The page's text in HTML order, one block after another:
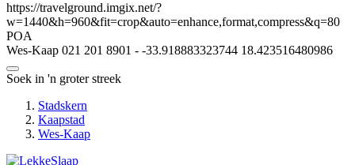
https://travelground.imgix.net/?
w=1440&h=960&fit=crop&auto=enhance,format,compress&q=80
POA
Wes-Kaap 021 201 8901 - -33.918883323744 18.423516480986
Soek in 'n groter streek
Stadskern
Kaapstad
Wes-Kaap